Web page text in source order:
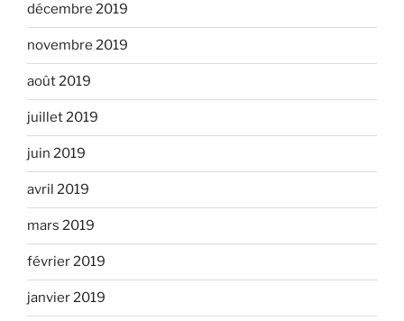
décembre 2019
novembre 2019
août 2019
juillet 2019
juin 2019
avril 2019
mars 2019
février 2019
janvier 2019